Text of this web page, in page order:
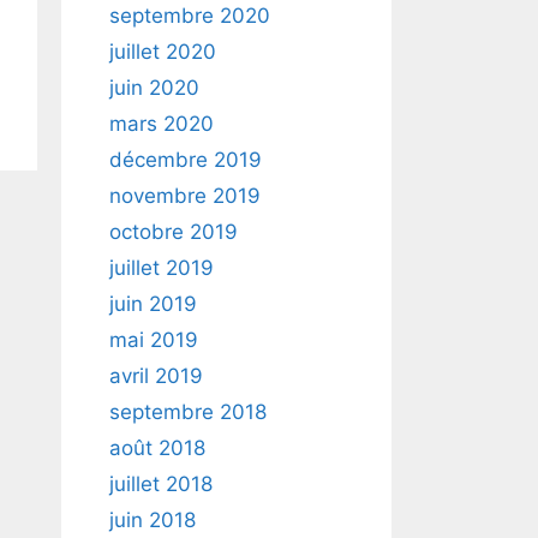
septembre 2020
juillet 2020
juin 2020
mars 2020
décembre 2019
novembre 2019
octobre 2019
juillet 2019
juin 2019
mai 2019
avril 2019
septembre 2018
août 2018
juillet 2018
juin 2018